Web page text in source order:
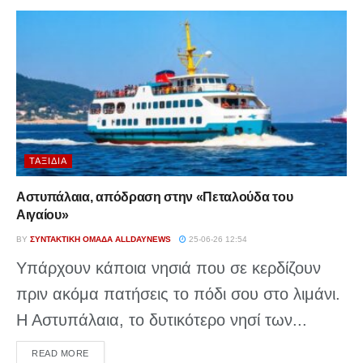
ΤΑΞΊΔΙΑ
Αστυπάλαια, απόδραση στην «Πεταλούδα του
Αιγαίου»
BY ΣΥΝΤΑΚΤΙΚΉ ΟΜΆΔΑ ALLDAYNEWS 25-06-26 12:54
Υπάρχουν κάποια νησιά που σε κερδίζουν
πριν ακόμα πατήσεις το πόδι σου στο λιμάνι.
Η Αστυπάλαια, το δυτικότερο νησί των...
READ MOREDETAILS